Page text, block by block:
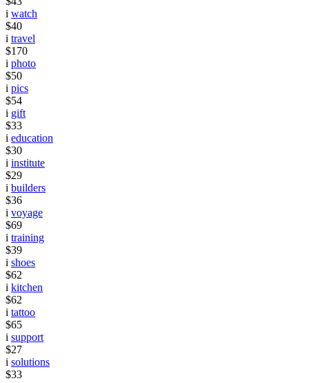
i watch
$40
i travel
$170
i photo
$50
i pics
$54
i gift
$33
i education
$30
i institute
$29
i builders
$36
i voyage
$69
i training
$39
i shoes
$62
i kitchen
$62
i tattoo
$65
i support
$27
i solutions
$33